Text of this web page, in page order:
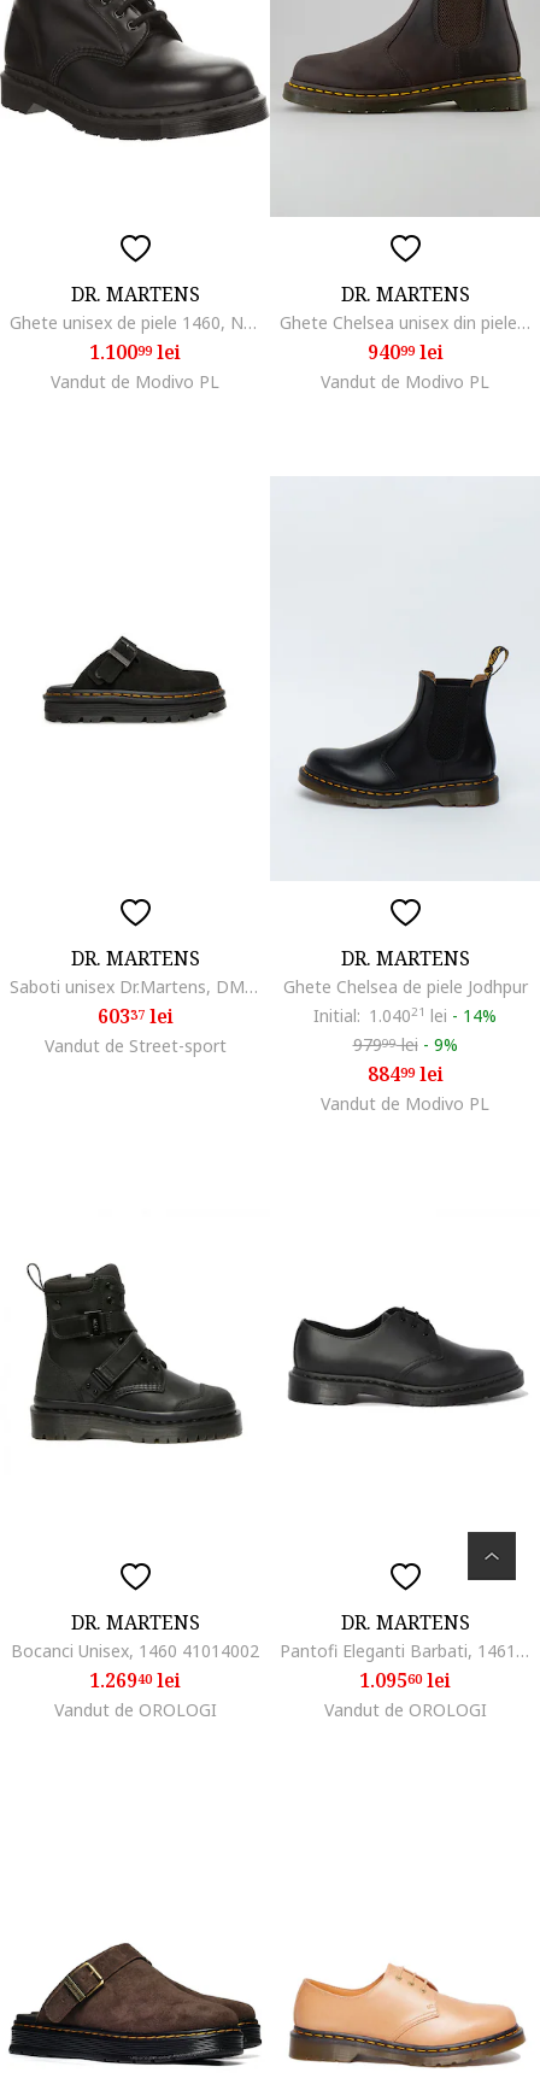
DR. MARTENS
Ghete unisex de piele 1460, Negru
1.10099lei
Vandut de Modivo PL
DR. MARTENS
Ghete Chelsea unisex din piele nabuc 2976, Maro inchis
94099lei
Vandut de Modivo PL
DR. MARTENS
Saboti unisex Dr.Martens, DM31657001, Piele naturala
60337lei
Vandut de Street-sport
DR. MARTENS
Ghete Chelsea de piele Jodhpur
Initial: 1.04021 lei - 14%
97999lei - 9%
88499lei
Vandut de Modivo PL
DR. MARTENS
Bocanci Unisex, 1460 41014002
1.26940lei
Vandut de OROLOGI
DR. MARTENS
Pantofi Eleganti Barbati, 1461 14345001dwq, Negru
1.09560lei
Vandut de OROLOGI